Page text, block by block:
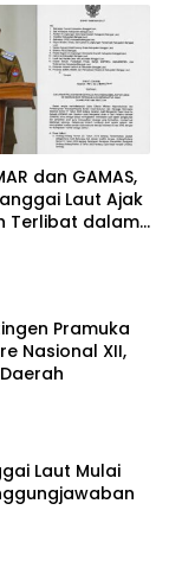
Tembus 97,02
dan GAMAS,
Laut Ajak
Terlibat dalam
Pramuka
Nasional XII,
Laut Mulai